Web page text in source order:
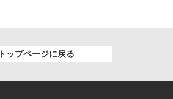
トップページに戻る